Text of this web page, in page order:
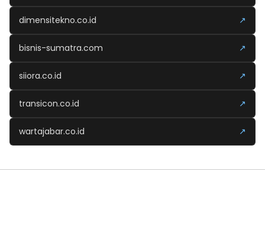
dimensitekno.co.id ↗
bisnis-sumatra.com ↗
siiora.co.id ↗
transicon.co.id ↗
wartajabar.co.id ↗